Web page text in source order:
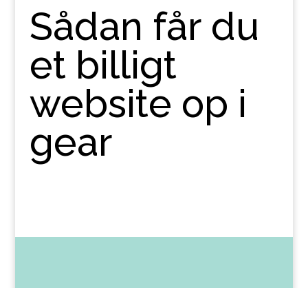
Sådan får du
et billigt
website op i
gear